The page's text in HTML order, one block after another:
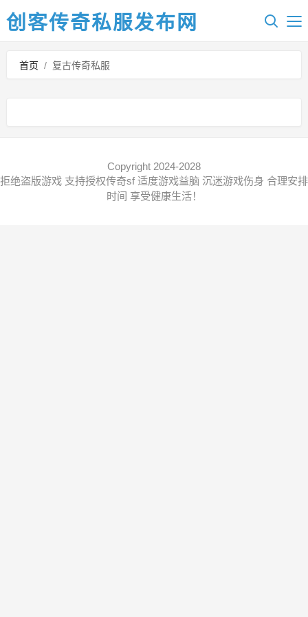
创客传奇私服发布网
首页 / 复古传奇私服
Copyright 2024-2028
拒绝盗版游戏 支持授权传奇sf 适度游戏益脑 沉迷游戏伤身 合理安排
时间 享受健康生活！